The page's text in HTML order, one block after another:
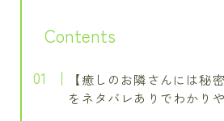
Contents
【癒しのお隣さんには秘
をネタバレありでわかり